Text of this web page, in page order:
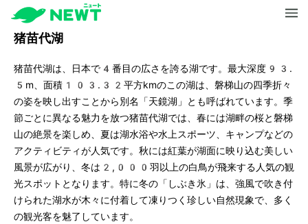
猪苗代湖
猪苗代湖は、日本で4番目の広さを誇る湖です。最大深度93.
5m、面積103.32平方kmのこの湖は、磐梯山の四季折々
の姿を映し出すことから別名「天鏡湖」とも呼ばれています。季
節ごとに異なる魅力を放つ猪苗代湖では、春には湖畔の桜と磐梯
山の絶景を楽しめ、夏は湖水浴や水上スポーツ、キャンプなどの
アクティビティが人気です。秋には紅葉が湖面に映り込む美しい
風景が広がり、冬は2,000羽以上の白鳥が飛来する人気の観
光スポットとなります。特に冬の「しぶき氷」は、強風で吹き付
けられた湖水が木々に付着して凍りつく珍しい自然現象で、多く
の観光客を魅了しています。